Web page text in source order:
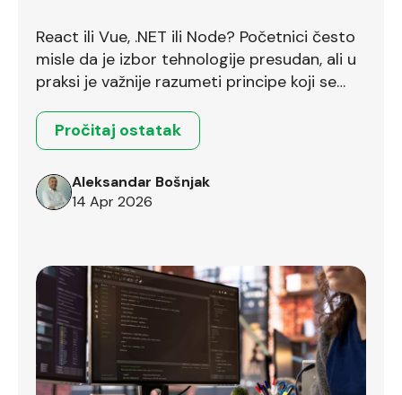
React ili Vue, .NET ili Node? Početnici često
misle da je izbor tehnologije presudan, ali u
praksi je važnije razumeti principe koji se
Pročitaj ostatak
Aleksandar Bošnjak
14 Apr 2026